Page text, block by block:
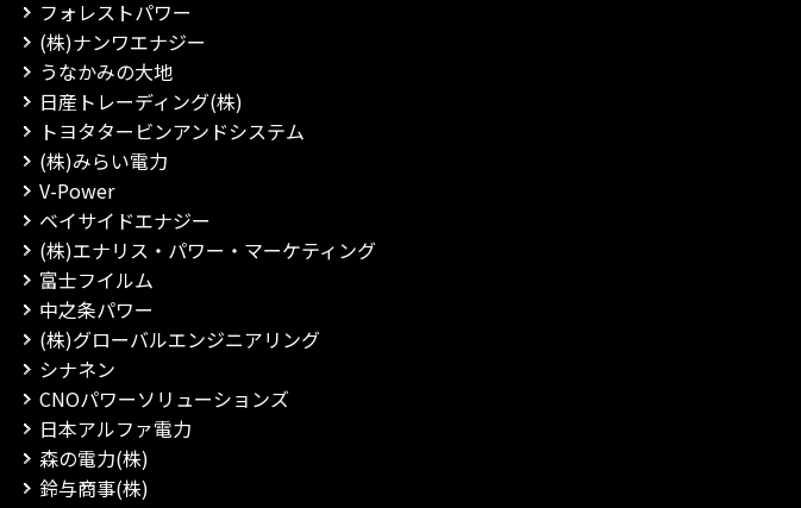
フォレストパワー
(株)ナンワエナジー
うなかみの大地
日産トレーディング(株)
トヨタタービンアンドシステム
(株)みらい電力
V-Power
ベイサイドエナジー
(株)エナリス・パワー・マーケティング
富士フイルム
中之条パワー
(株)グローバルエンジニアリング
シナネン
CNOパワーソリューションズ
日本アルファ電力
森の電力(株)
鈴与商事(株)